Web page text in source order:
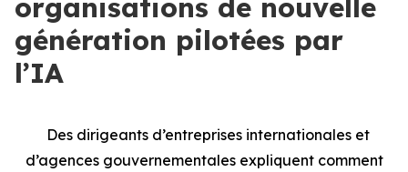
organisations de nouvelle
génération pilotées par
l’IA
Des dirigeants d’entreprises internationales et
d’agences gouvernementales expliquent comment